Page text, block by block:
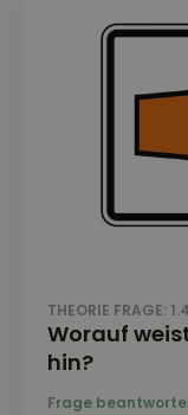
THEORIE FRAGE:
Worauf
hin?